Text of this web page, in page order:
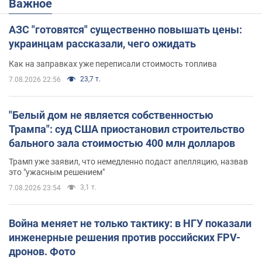
Важное
АЗС "готовятся" существенно повышать цены:
украинцам рассказали, чего ожидать
Как на заправках уже переписали стоимость топлива
7.08.2026 22:56 23,7 т.
"Белый дом не является собственностью
Трампа": суд США приостановил строительство
бального зала стоимостью 400 млн долларов
Трамп уже заявил, что немедленно подаст апелляцию, назвав
это "ужасным решением"
7.08.2026 23:54 3,1 т.
Война меняет не только тактику: в НГУ показали
инженерные решения против российских FPV-
дронов. Фото